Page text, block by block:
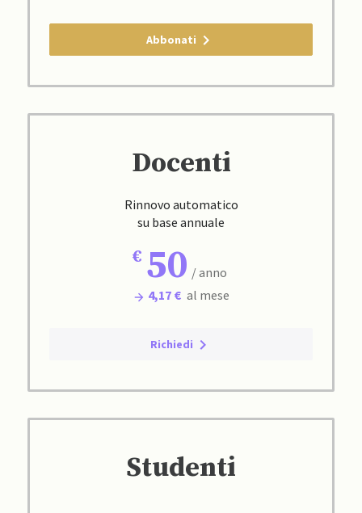
Abbonati
Docenti
Rinnovo automatico
su base annuale
50 / anno
4,17 € al mese
Richiedi
Studenti